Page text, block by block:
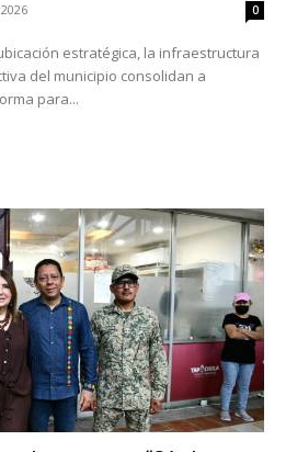
0
estratégica, la infraestructura
del municipio consolidan a
para...